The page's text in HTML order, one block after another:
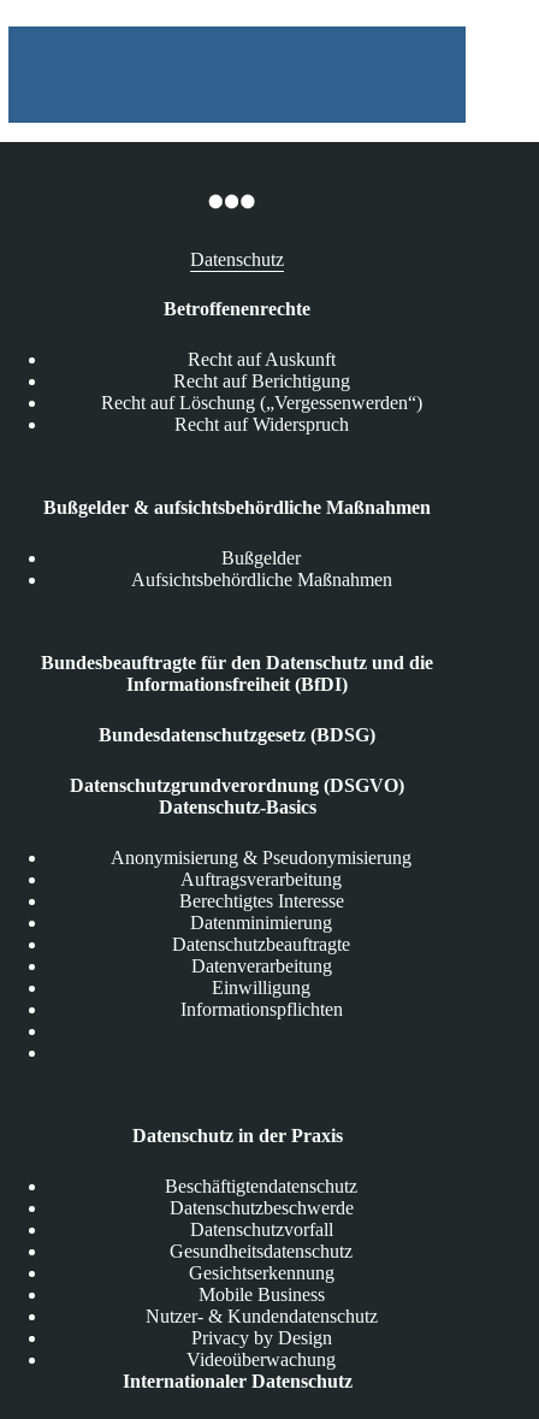
erbeutet
Datenschutz
Betroffenenrechte
Recht auf Auskunft
Recht auf Berichtigung
Recht auf Löschung („Vergessenwerden“)
Recht auf Widerspruch
Bußgelder & aufsichtsbehördliche Maßnahmen
Bußgelder
Aufsichtsbehördliche Maßnahmen
Bundesbeauftragte für den Datenschutz und die
Informationsfreiheit (BfDI)
Bundesdatenschutzgesetz (BDSG)
Datenschutzgrundverordnung (DSGVO)
Datenschutz-Basics
Anonymisierung & Pseudonymisierung
Auftragsverarbeitung
Berechtigtes Interesse
Datenminimierung
Datenschutzbeauftragte
Datenverarbeitung
Einwilligung
Informationspflichten
Datenschutz in der Praxis
Beschäftigtendatenschutz
Datenschutzbeschwerde
Datenschutzvorfall
Gesundheitsdatenschutz
Gesichtserkennung
Mobile Business
Nutzer- & Kundendatenschutz
Privacy by Design
Videoüberwachung
Internationaler Datenschutz